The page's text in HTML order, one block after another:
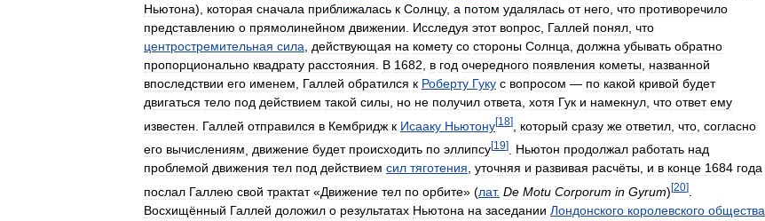
Ньютона), которая сначала приближалась к Солнцу, а потом удалялась от него что противоречило
представлению о прямолинейном движении Исследуя этот вопрос Галлей понял что
центростремительная сила действующая на комету со стороны Солнца должна убывать обратно
пропорционально квадрату расстояния В 1682 в год очередного появления кометы названной
впоследствии его именем Галлей обратился к Роберту Гуку с вопросом — по какой кривой будет
двигаться тело под действием такой силы но не получил ответа хотя Гук и намекнул что ответ ему
известен
Галлей отправился в Кембридж к Исааку Ньютону[18] который сразу же ответил что согласно
его вычислениям движение будет происходить по эллипсу[19] Ньютон продолжал работать над
проблемой движения тел под действием сил тяготения, уточняя и развивая расчёты, и в конце 1684 года
послал Галлею свой трактат«Движение тел по орбите» (лат. De Motu Corporum in Gyrum) [20]
Восхищённый Галлей доложил о результатах Ньютона на заседании Лондонского королевского общества